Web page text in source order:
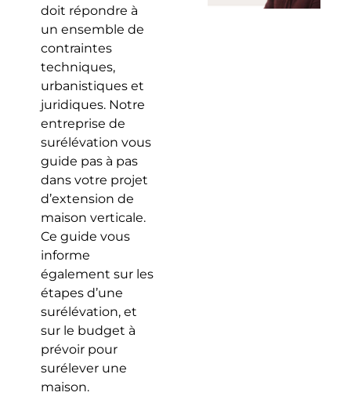
doit répondre à
un ensemble de
contraintes
techniques,
urbanistiques et
juridiques. Notre
entreprise de
surélévation vous
guide pas à pas
dans votre projet
d’extension de
maison verticale.
Ce guide vous
informe
également sur les
étapes d’une
surélévation, et
sur le budget à
prévoir pour
surélever une
maison.